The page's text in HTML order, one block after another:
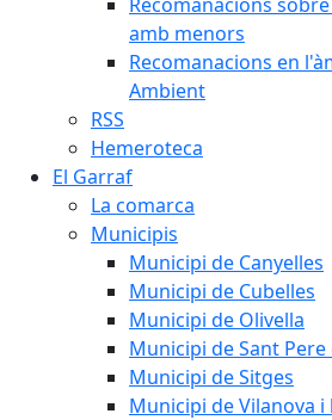
amb menors
Recomanacions en
Ambient
RSS
Hemeroteca
El Garraf
La comarca
Municipis
Municipi de Canyelles
Municipi de Cubelles
Municipi de Olivella
Municipi de Sant Pere
Municipi de Sitges
Municipi de Vilanova i